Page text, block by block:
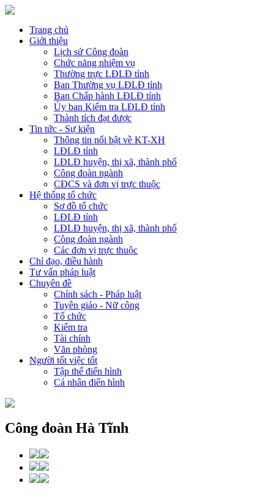
Trang chủ
Giới thiệu
Lịch sử Công đoàn
Chức năng nhiệm vụ
Thường trực LĐLĐ tỉnh
Ban Thường vụ LĐLĐ tỉnh
Ban Chấp hành LĐLĐ tỉnh
Ủy ban Kiểm tra LĐLĐ tỉnh
Thành tích đạt được
Tin tức - Sự kiện
Thông tin nổi bật về KT-XH
LĐLĐ tỉnh
LĐLĐ huyện, thị xã, thành phố
Công đoàn ngành
CĐCS và đơn vị trực thuộc
Hệ thống tổ chức
Sơ đồ tổ chức
LĐLĐ tỉnh
LĐLĐ huyện, thị xã, thành phố
Công đoàn ngành
Các đơn vị trực thuộc
Chỉ đạo, điều hành
Tư vấn pháp luật
Chuyên đề
Chính sách - Pháp luật
Tuyên giáo - Nữ công
Tổ chức
Kiểm tra
Tài chính
Văn phòng
Người tốt việc tốt
Tập thể điển hình
Cá nhân điển hình
Công đoàn Hà Tĩnh